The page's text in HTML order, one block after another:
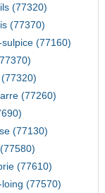
(77320)
(77370)
(77160)
(77260)
(77130)
(77610)
(77570)